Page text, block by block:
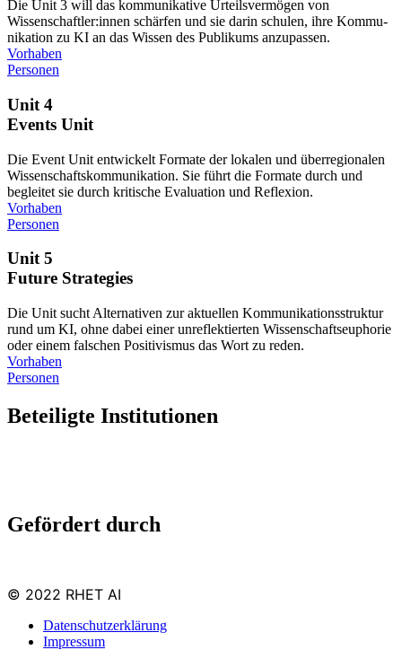
Die Unit 3 will das kom­mu­ni­ka­ti­ve Urteils­ver­mö­gen von
Wissenschaftler:innen schär­fen und sie dar­in schu­len, ihre Kom­mu­
ni­ka­ti­on zu KI an das Wis­sen des Publi­kums anzupassen.
Vor­ha­ben
Per­so­nen
Unit 4
Events Unit
Die Event Unit ent­wi­ckelt For­ma­te der loka­len und über­re­gio­na­len
Wis­sen­schafts­kom­mu­ni­ka­ti­on. Sie führt die For­ma­te durch und
beglei­tet sie durch kri­ti­sche Eva­lua­ti­on und Reflexion.
Vor­ha­ben
Per­so­nen
Unit 5
Future Strategies
Die Unit sucht Alter­na­ti­ven zur aktu­el­len Kom­mu­ni­ka­ti­ons­struk­tur
rund um KI, ohne dabei einer unre­flek­tier­ten Wis­sen­schafts­eu­pho­rie
oder einem fal­schen Posi­ti­vis­mus das Wort zu reden.
Vor­ha­ben
Per­so­nen
Beteiligte Institutionen
Gefördert durch
© 2022 RHET AI
Datenschutzerklärung
Impressum